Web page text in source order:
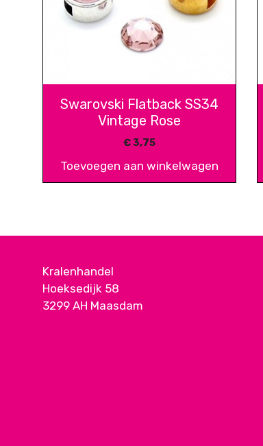
Swarovski Flatback SS34
Vintage Rose
€3,75
Toevoegen aan winkelwagen
Kralenhandel
Hoeksedijk 58
3299 AH Maasdam